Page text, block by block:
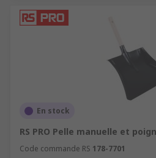
En stock
RS PRO Pelle manuelle et
Code commande RS 178-7701